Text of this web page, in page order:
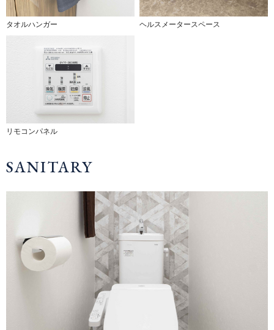
タオルハンガー ヘルスメータースペース
リモコンパネル
SANITARY